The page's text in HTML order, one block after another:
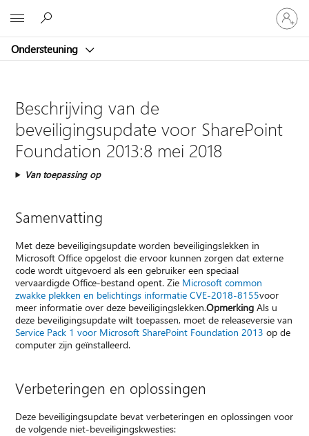
Ondersteuning
Meld
je
aan
je
Beschrijving van de
beveiligingsupdate voor SharePoint
Foundation 2013:8 mei 2018
Van toepassing op
Samenvatting
Met deze beveiligingsupdate worden beveiligingslekken in
Microsoft Office opgelost die ervoor kunnen zorgen dat externe
code wordt uitgevoerd als een gebruiker een speciaal
vervaardigde Office-bestand opent. Zie Microsoft common
zwakke plekken en belichtings informatie CVE-2018-8155voor
meer informatie over deze beveiligingslekken.Opmerking Als u
deze beveiligingsupdate wilt toepassen, moet de releaseversie van
Service Pack 1 voor Microsoft SharePoint Foundation 2013 op de
computer zijn geïnstalleerd.
Verbeteringen en oplossingen
Deze beveiligingsupdate bevat verbeteringen en oplossingen voor
de volgende niet-beveiligingskwesties: